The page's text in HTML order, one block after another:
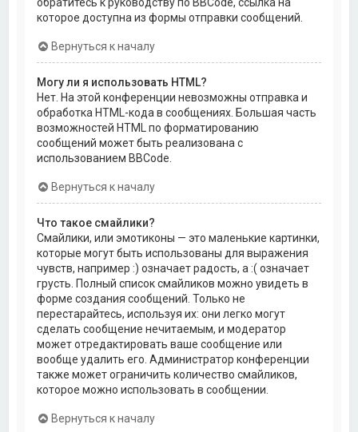
которое доступна из формы отправки сообщений.
Вернуться к началу
Могу ли я использовать HTML?
Нет. На этой конференции невозможны отправка и
обработка HTML-кода в сообщениях. Большая часть
возможностей HTML по форматированию
сообщений может быть реализована с
использованием BBCode.
Вернуться к началу
Что такое смайлики?
Смайлики, или эмотиконы — это маленькие картинки,
которые могут быть использованы для выражения
чувств, например :) означает радость, а :( означает
грусть. Полный список смайликов можно увидеть в
форме создания сообщений. Только не
перестарайтесь, используя их: они легко могут
сделать сообщение нечитаемым, и модератор
может отредактировать ваше сообщение или
вообще удалить его. Администратор конференции
также может ограничить количество смайликов,
которое можно использовать в сообщении.
Вернуться к началу